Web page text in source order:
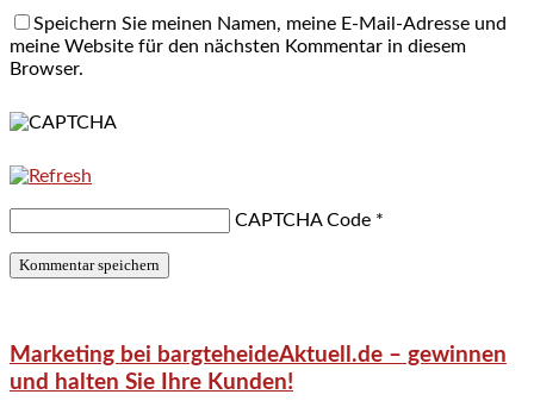
Speichern Sie meinen Namen, meine E-Mail-Adresse und
meine Website für den nächsten Kommentar in diesem
Browser.
CAPTCHA Code *
Marketing bei bargteheideAktuell.de – gewinnen
und halten Sie Ihre Kunden!